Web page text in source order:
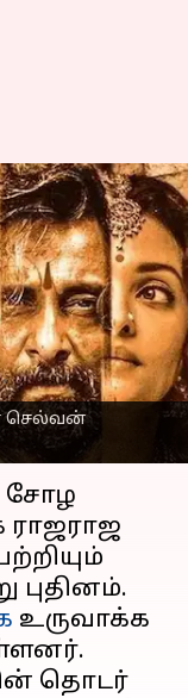
செல்வன்
03:28 pm
சோழ
ராஜராஜ
புதினம்.
உருவாக்க
தொடர்